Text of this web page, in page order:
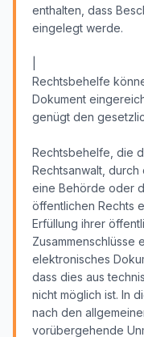
enthalten, dass
eingelegt werde.
Rechtsbehelfe
Dokument
genügt den
Rechtsbehelfe, die
Rechtsanwalt,
eine Behörde oder
öffentlichen Rechts
Erfüllung ihrer
Zusammenschlüsse
elektronisches
dass dies aus
nicht möglich ist. In
nach den
vorübergehende